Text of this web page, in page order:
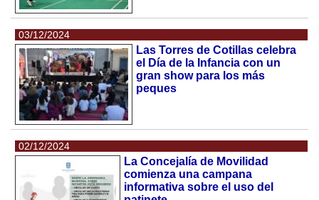
03/12/2024
Las Torres de Cotillas celebra
el Día de la Infancia con un
gran show para los más
peques
02/12/2024
La Concejalía de Movilidad
comienza una campana
informativa sobre el uso del